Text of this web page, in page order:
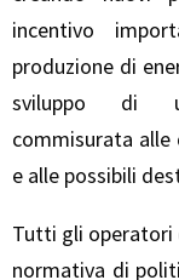
incentivo
produzione di
sviluppo di
commisurata
e alle possibili
Tutti gli operatori
normativa di